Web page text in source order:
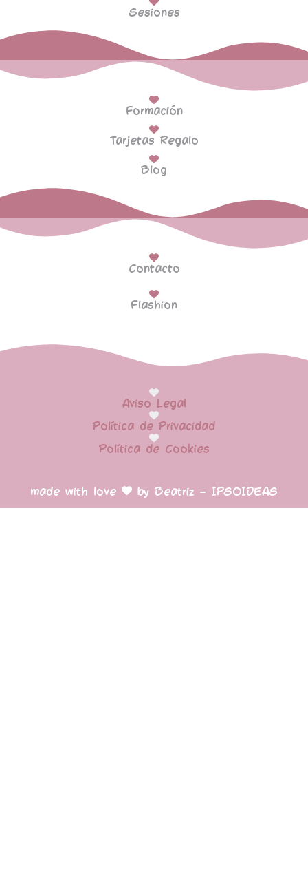
Sesiones
Formación
Tarjetas Regalo
Blog
Contacto
Flashion
made with love by Beatriz – IPSOIDEAS
Aviso Legal
Política de Privacidad
Política de Cookies